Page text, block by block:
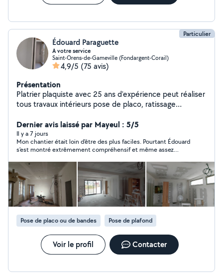
Particulier
Édouard Paraguette
A votre service
Saint-Orens-de-Gameville (Fondargent-Corail)
4,9/5 (75 avis)
Présentation
Platrier plaquiste avec 25 ans d'expérience peut réaliser
tous travaux intérieurs pose de placo, ratissage
meubles, meubles cuisine et fixations, installation de
lumière et de tringle à rideaux , changement de
robinetterie,je suis aussi disponible pour les travaux
Dernier avis laissé par Mayeul : 5/5
Il y a 7 jours
Mon chantier était loin d'être des plus faciles. Pourtant Édouard
s'est montré extrêmement compréhensif et même assez
recommander. chantier : faux plafond sur 46-50m2
Pose de placo ou de bandes Pose de plafond
Voir le profil Contacter